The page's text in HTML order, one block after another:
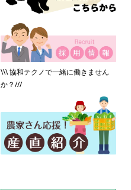
\\\ 協和テクノで一緒に働きません
か？///